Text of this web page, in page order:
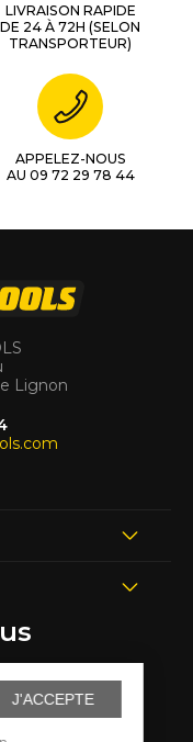
J'ACCEPTE
LIVRAISON RAPIDE
DE 24 À 72H (SELON
TRANSPORTEUR)
APPELEZ-NOUS
AU 09 72 29 78 44
Lignon